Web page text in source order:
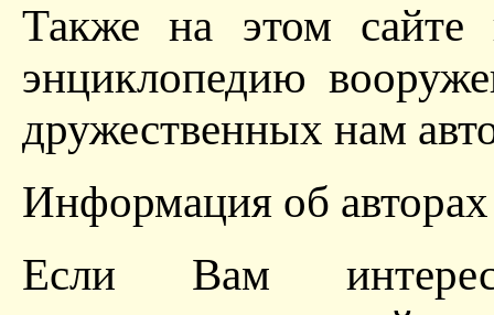
Также на этом
энциклопедию
дружественных нам
Информация об
Если Вам